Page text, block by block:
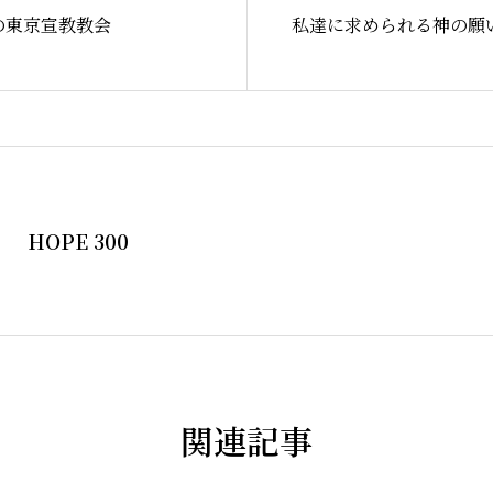
NPO法人
京宣教教会 私達に求められる神の願
HOPE 300
関連記事